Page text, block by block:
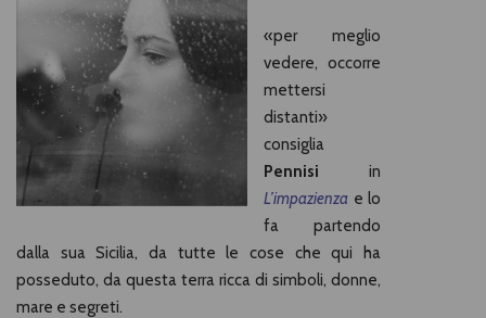
«per meglio
vedere, occorre
mettersi
distanti»
consiglia
Pennisi in
L’impazienza e lo
fa partendo
dalla sua Sicilia, da tutte le cose che qui ha
posseduto, da questa terra ricca di simboli, donne,
mare e segreti.